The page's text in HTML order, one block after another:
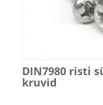
DIN7980 risti
kruvid